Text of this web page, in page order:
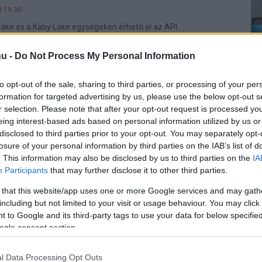
- Do Not Process My Personal Information
opt-out of the sale, sharing to third parties, or processing of your
for targeted advertising by us, please use the below opt-out
selection. Please note that after your opt-out request is processed
interest-based ads based on personal information utilized by us
to third parties prior to your opt-out. You may separately
of your personal information by third parties on the IAB’s list of
This information may also be disclosed by us to third parties on the
Participants that may further disclose it to other third parties.
that this website/app uses one or more Google services and may
but not limited to your visit or usage behaviour. You may
to Google and its third-party tags to use your data for below
consent section.
Data Processing Opt Outs
19:30
és a Kaby Lake egységeken érhető el az API.
az év, de nagy pesszimistán már most tudunk
idén sem kapunk meg. Persze a kellemes
még reménykedünk.
kaptak az Intel grafikus
18:00
tapasztalt gondot is megoldott a vállalat.
az új Intel grafikus meghajtóban
viszont van egy kis kavarás a Skylake esetében.